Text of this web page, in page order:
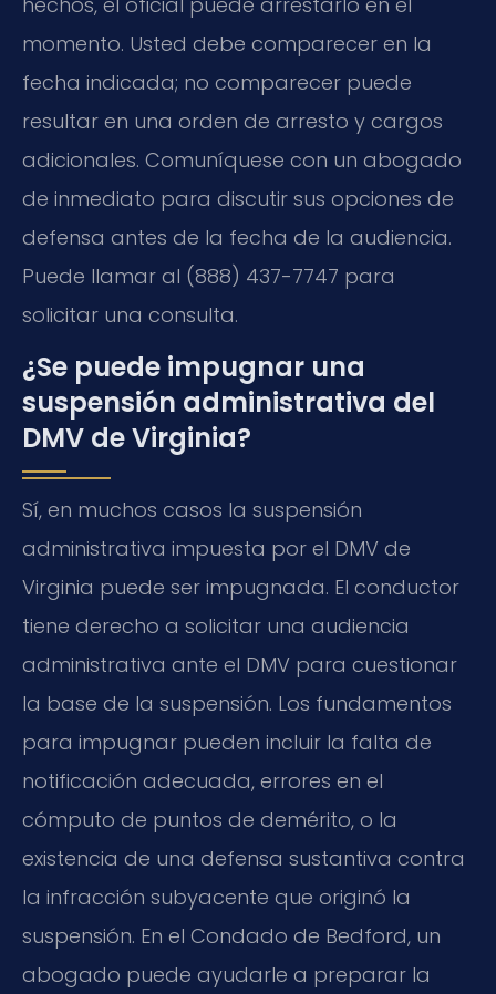
momento. Usted debe comparecer en la
fecha indicada; no comparecer puede
resultar en una orden de arresto y cargos
adicionales. Comuníquese con un abogado
de inmediato para discutir sus opciones de
defensa antes de la fecha de la audiencia.
Puede llamar al (888) 437-7747 para
solicitar una consulta.
¿Se puede impugnar una
suspensión administrativa del
DMV de Virginia?
Sí, en muchos casos la suspensión
administrativa impuesta por el DMV de
Virginia puede ser impugnada. El conductor
tiene derecho a solicitar una audiencia
administrativa ante el DMV para cuestionar
la base de la suspensión. Los fundamentos
para impugnar pueden incluir la falta de
notificación adecuada, errores en el
cómputo de puntos de demérito, o la
existencia de una defensa sustantiva contra
la infracción subyacente que originó la
suspensión. En el Condado de Bedford, un
abogado puede ayudarle a preparar la